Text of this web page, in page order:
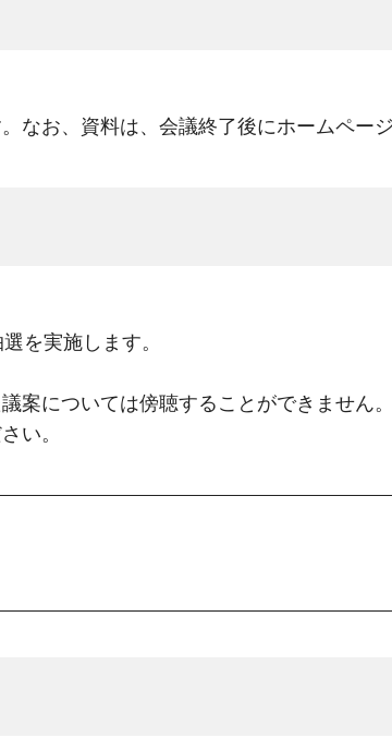
なお、資料は、会議終了後にホームペー
を実施します。
案については傍聴することができません
い。